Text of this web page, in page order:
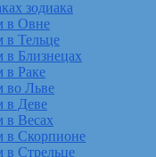
зодиака
в Овне
в Тельце
в Близнецах
в Раке
во Льве
в Деве
в Весах
в Скорпионе
в Стрельце